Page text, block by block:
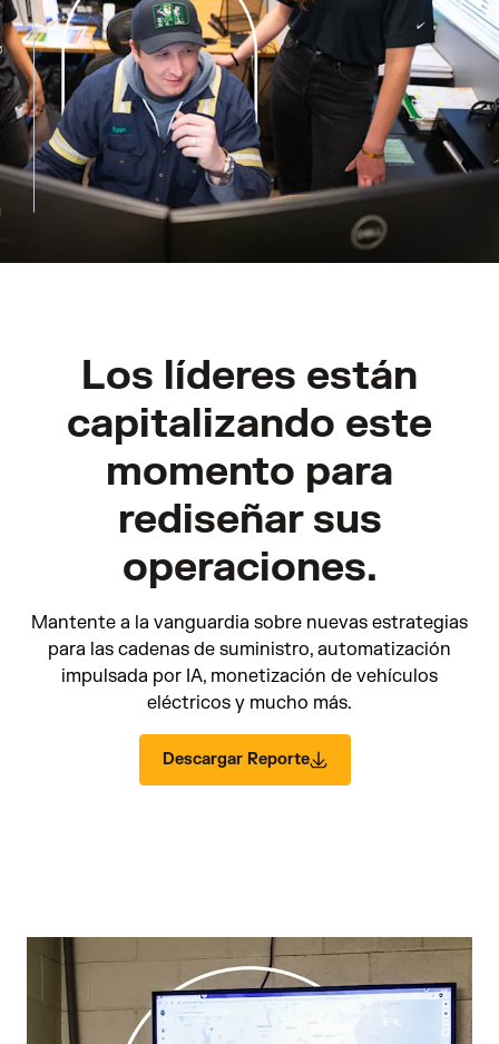
Los líderes están
capitalizando este
momento para
rediseñar sus
operaciones.
Mantente a la vanguardia sobre nuevas estrategias
para las cadenas de suministro, automatización
impulsada por IA, monetización de vehículos
eléctricos y mucho más.
Descargar Reporte